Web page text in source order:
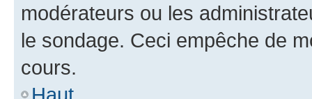
modérateurs ou les
le sondage. Ceci empêche de
cours.
Haut